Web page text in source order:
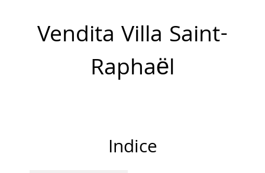
Vendita Villa Saint-
Raphaël
Indice